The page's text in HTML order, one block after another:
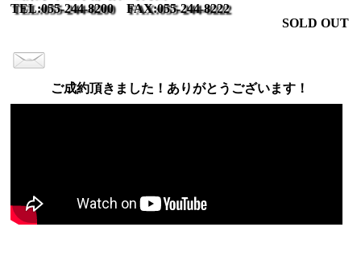
TEL:055-244-8200 FAX:055-244-8222
SOLD OUT
ご成約頂きました！ありがとうございます！